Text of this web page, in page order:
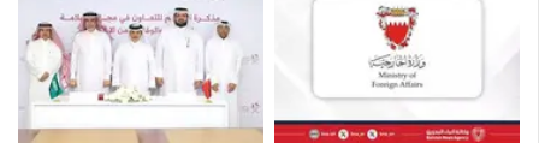
രിക്കുകയും ചെയ്യും